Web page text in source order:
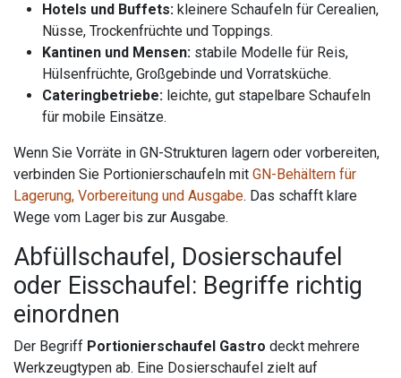
Hotels und Buffets: kleinere Schaufeln für Cerealien,
Nüsse, Trockenfrüchte und Toppings.
Kantinen und Mensen: stabile Modelle für Reis,
Hülsenfrüchte, Großgebinde und Vorratsküche.
Cateringbetriebe: leichte, gut stapelbare Schaufeln
für mobile Einsätze.
Wenn Sie Vorräte in GN-Strukturen lagern oder vorbereiten,
verbinden Sie Portionierschaufeln mit GN-Behältern für
Lagerung, Vorbereitung und Ausgabe. Das schafft klare
Wege vom Lager bis zur Ausgabe.
Abfüllschaufel, Dosierschaufel
oder Eisschaufel: Begriffe richtig
einordnen
Der Begriff Portionierschaufel Gastro deckt mehrere
Werkzeugtypen ab. Eine Dosierschaufel zielt auf